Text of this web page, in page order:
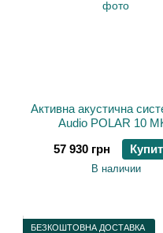
Активна акустична
Audio POLAR 10
57 930 грн
В наличии
БЕЗКОШТОВНА ДОСТАВКА